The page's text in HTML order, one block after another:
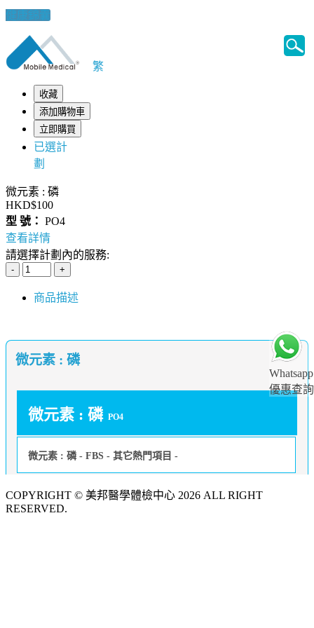
健康錦囊
Whatsapp
優惠查詢
繁
收藏
添加購物車
立即購買
已選計
劃
微元素 : 磷
HKD$100
型 號： PO4
查看詳情
請選擇計劃內的服務:
商品描述
微元素 : 磷
微元素 : 磷 PO4
微元素 : 磷 - FBS - 其它熱門項目 -
COPYRIGHT © 美邦醫學體檢中心 2026 ALL RIGHT
RESERVED.